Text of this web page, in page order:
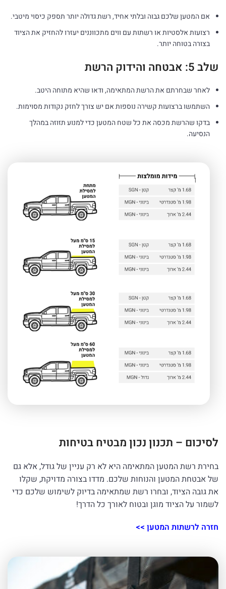
אם המטען שלכם גבוה ובלתי אחיד, רשת גדולה יותר תספק כיסוי מיטבי.
רצועות אלסטיות או רשתות עם ווים מתכווננים יעזרו להחזיק את הציוד
בצורה בטוחה יותר.
שלב 5: אבטחה והידוק הרשת
לאחר שבחרתם את הרשת המתאימה, ודאו שהיא מתוחה היטב.
השתמשו ברצועות קשירה נוספות אם יש צורך לחזק נקודות מסוימות.
בדקו שהרשת מכסה את כל שטח המטען כדי למנוע תזוזה במהלך
הנסיעה.
לסיכום – תכנון נכון מבטיח בטיחות
בחירת רשת המטען המתאימה היא לא רק עניין של גודל, אלא גם
של אבטחת המטען והנוחות שלכם. מדדו בצורה מדויקת, שקלו
את גובה הציוד, ובחרו רשת שמתאימה בדיוק לשימוש שלכם כדי
לשמור על הציוד מוגן ובטוח לאורך כל הדרך!
חזרה לרשתות המטען >>